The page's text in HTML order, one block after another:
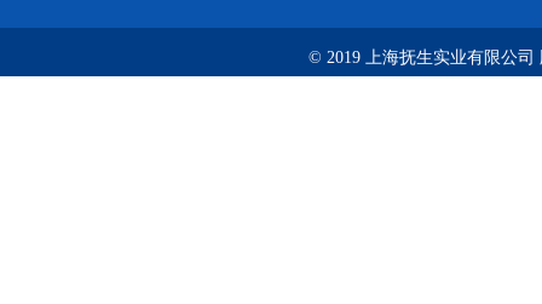
© 2019 上海抚生实业有限公司